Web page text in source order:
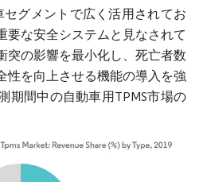
セグメントで広く活用されてお
要な安全システムと見なされて
突の影響を最小化し、死亡者数
性を向上させる機能の導入を強
期間中の自動車用TPMS市場の